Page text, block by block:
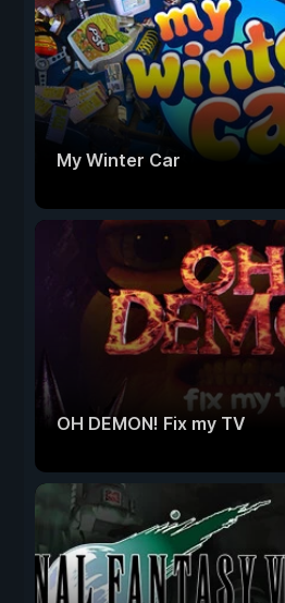
My Winter Car
OH DEMON! Fix my TV